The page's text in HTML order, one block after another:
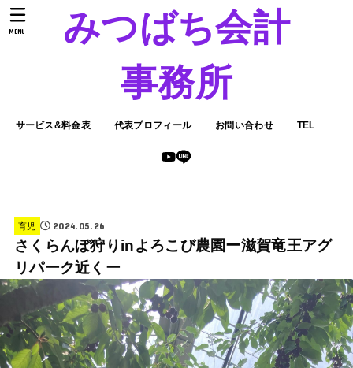
みつばち会計
事務所
サービス&料金表 代表プロフィール お問い合わせ TEL
MENU
育児 2024.05.26
さくらんぼ狩りinよろこび農園ー滋賀竜王アグ
リパーク近くー